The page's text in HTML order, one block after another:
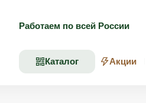
Работаем по всей России
Каталог Акции